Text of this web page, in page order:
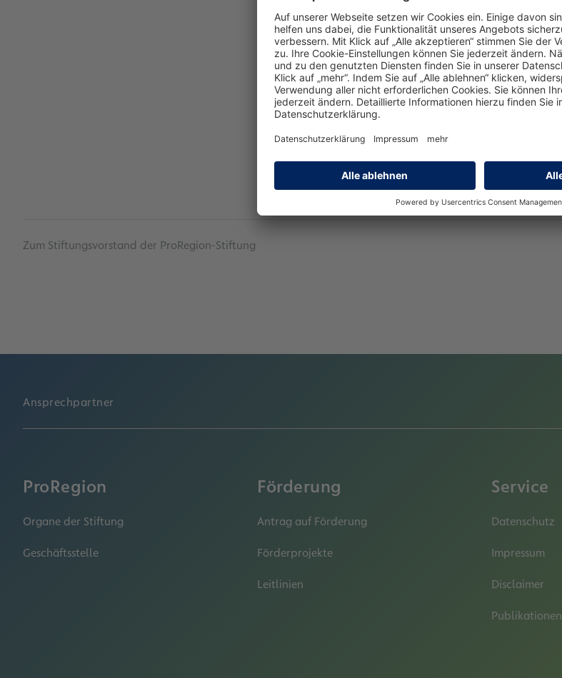
Zum Stiftungsvorstand der ProRegion-Stiftung
Ansprechpartner
ProRegion
Organe der Stiftung
Geschäftsstelle
Förderung
Antrag auf Förderung
Förderprojekte
Leitlinien
Service
Datenschutz
Impressum
Disclaimer